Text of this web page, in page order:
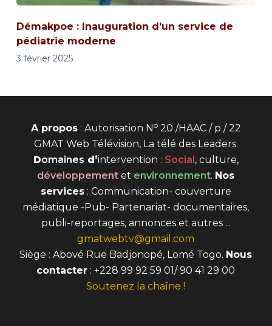
Démakpoe : Inauguration d’un service de
pédiatrie moderne
3 février 2025
A propos: Autorisation No20 /HAAC / p / 22
GMAT Web Télévision, La télé des Leaders.
Domaines d’intervention : Social, culture,
développement et environnement. Nos
services: Communication- couverture
médiatique -Pub- Partenariat- documentaires,
publi-reportages, annonces et autres ...
gmatwebtv@gmail.com
Siège : Abové Rue Badjonopé, Lomé Togo. Nous
contacter : +228 99 92 59 01/ 90 41 29 00
Soutenez la chaîne !